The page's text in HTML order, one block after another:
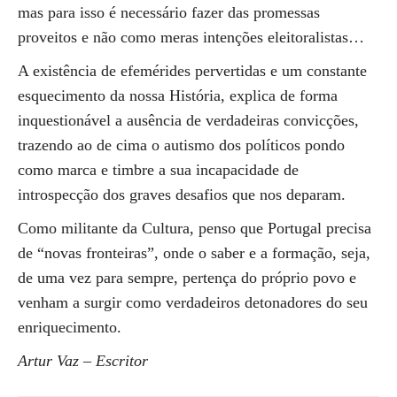
mas para isso é necessário fazer das promessas
proveitos e não como meras intenções eleitoralistas…
A existência de efemérides pervertidas e um constante
esquecimento da nossa História, explica de forma
inquestionável a ausência de verdadeiras convicções,
trazendo ao de cima o autismo dos políticos pondo
como marca e timbre a sua incapacidade de
introspecção dos graves desafios que nos deparam.
Como militante da Cultura, penso que Portugal precisa
de “novas fronteiras”, onde o saber e a formação, seja,
de uma vez para sempre, pertença do próprio povo e
venham a surgir como verdadeiros detonadores do seu
enriquecimento.
Artur Vaz – Escritor